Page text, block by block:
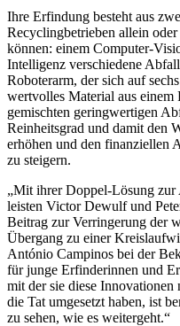
Ihre Erfindung besteht aus
Recyclingbetrieben allein
können: einem Computer-
Intelligenz verschiedene
Roboterarm, der sich auf
wertvolles Material aus
gemischten geringwertigen
Reinheitsgrad und damit den
erhöhen und den finanziellen
zu steigern.
„Mit ihrer Doppel-Lösung
leisten Victor Dewulf und
Beitrag zur Verringerung der
Übergang zu einer
António Campinos bei der
für junge Erfinderinnen und
mit der sie diese
die Tat umgesetzt haben, ist
zu sehen, wie es weitergeht.“